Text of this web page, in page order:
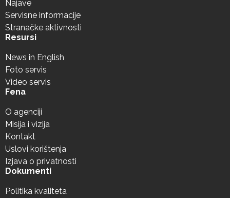
Najave
Servisne informacije
Stranačke aktivnosti
Resursi
News in English
Foto servis
Video servis
Fena
O agenciji
Misija i vizija
Kontakt
Uslovi korištenja
Izjava o privatnosti
Dokumenti
Politika kvaliteta